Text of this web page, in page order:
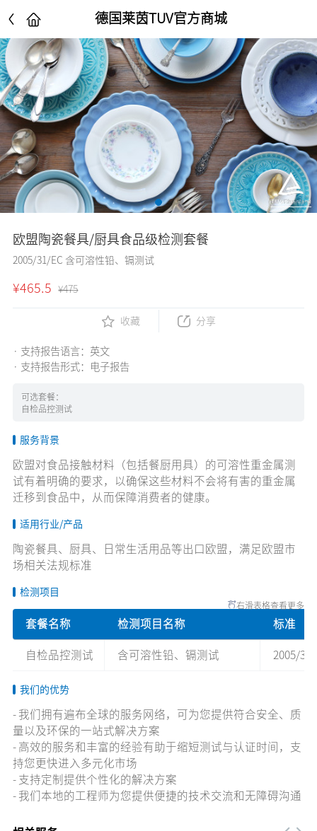
德国莱茵TUV官方商城
欧盟陶瓷餐具/厨具食品级检测套餐
2005/31/EC 含可溶性铅、镉测试
¥465.5 ¥475
收藏 分享
· 支持报告语言：英文
· 支持报告形式：电子报告
可选套餐：
自检品控测试
服务背景
欧盟对食品接触材料（包括餐厨用具）的可溶性重金属测
试有着明确的要求，以确保这些材料不会将有害的重金属
迁移到食品中，从而保障消费者的健康。
适用行业/产品
陶瓷餐具、厨具、日常生活用品等出口欧盟，满足欧盟市
场相关法规标准
检测项目
右滑表格查看更多
套餐名称 检测项目名称 标准
自检品控测试 含可溶性铅、镉测试 2005/31/
我们的优势
- 我们拥有遍布全球的服务网络，可为您提供符合安全、质
量以及环保的一站式解决方案
- 高效的服务和丰富的经验有助于缩短测试与认证时间，支
持您更快进入多元化市场
- 支持定制提供个性化的解决方案
- 我们本地的工程师为您提供便捷的技术交流和无障碍沟通